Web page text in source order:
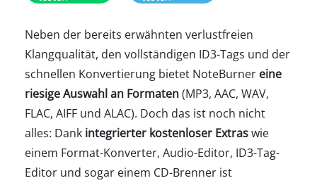
Neben der bereits erwähnten verlustfreien
Klangqualität, den vollständigen ID3-Tags und der
schnellen Konvertierung bietet NoteBurner eine
riesige Auswahl an Formaten(MP3, AAC, WAV,
FLAC, AIFF und ALAC). Doch das ist noch nicht
alles: Dank integrierter kostenloser Extraswie
einem Format-Konverter, Audio-Editor, ID3-Tag-
Editor und sogar einem CD-Brenner ist